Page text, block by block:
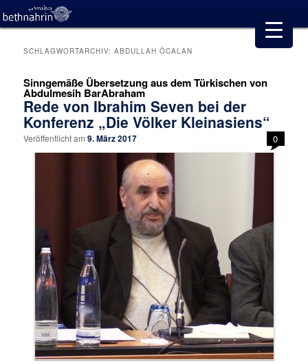
SCHLAGWORTARCHIV:ABDULLAH ÖCALAN
Sinngemäße Übersetzung aus dem Türkischen von
Abdulmesih BarAbraham
Rede von Ibrahim Seven bei der
Konferenz „Die Völker Kleinasiens“
Veröffentlicht am9. März 2017 0